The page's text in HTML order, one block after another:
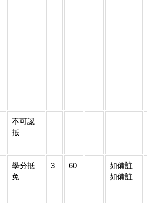
不可認
抵
學分抵
免
3 60
如備註
如備註